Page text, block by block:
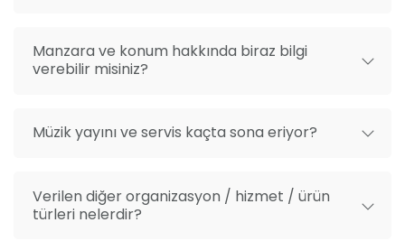
Manzara ve konum hakkında biraz bilgi
verebilir misiniz?
Müzik yayını ve servis kaçta sona eriyor?
Verilen diğer organizasyon / hizmet / ürün
türleri nelerdir?